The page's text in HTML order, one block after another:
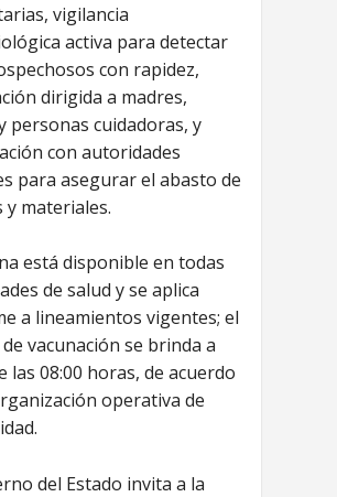
vigilancia
activa para detectar
con rapidez,
dirigida a madres,
personas cuidadoras, y
con autoridades
para asegurar el abasto de
y materiales.
está disponible en todas
de salud y se aplica
a lineamientos vigentes; el
vacunación se brinda a
las 08:00 horas, de acuerdo
operativa de
del Estado invita a la